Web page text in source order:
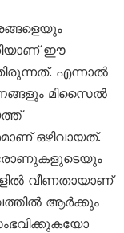
ഈ
എന്നാൽ
മിസൈൽ
ഒഴിവായത്.
വീണതായാണ്
ആർക്കും